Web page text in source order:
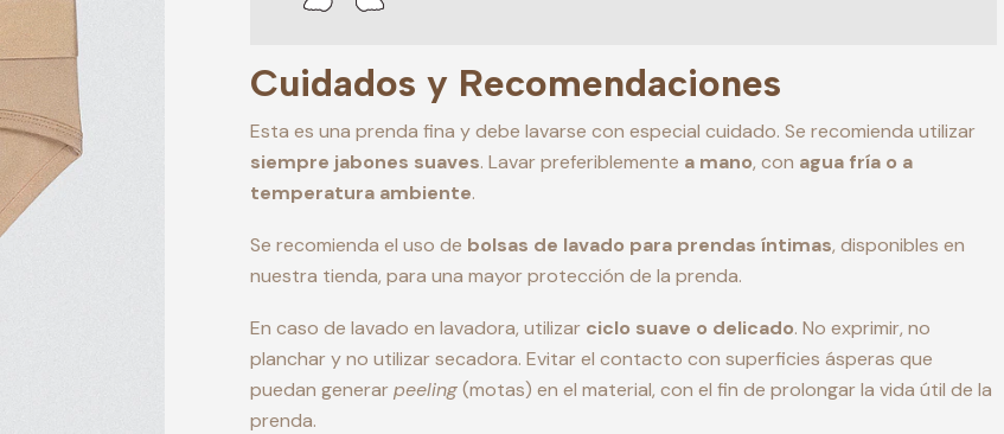
Cuidados y Recomendaciones
Esta es una prenda fina y debe lavarse con especial cuidado. Se recomienda utilizar
siempre jabones suaves. Lavar preferiblemente a mano, con agua fría o a
temperatura ambiente.
Se recomienda el uso de bolsas de lavado para prendas íntimas, disponibles en
nuestra tienda, para una mayor protección de la prenda.
En caso de lavado en lavadora, utilizar ciclo suave o delicado. No exprimir, no
planchar y no utilizar secadora. Evitar el contacto con superficies ásperas que
puedan generarpeeling(motas) en el material, con el fin de prolongar la vida útil de la
prenda.